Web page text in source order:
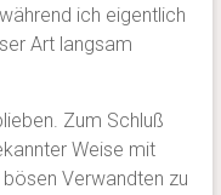
ich eigentlich
Art langsam
Zum Schluß
Weise mit
Verwandten zu